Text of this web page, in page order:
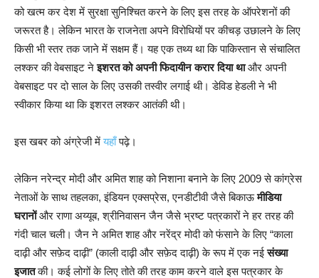
को खत्म कर देश में सुरक्षा सुनिश्चित करने के लिए इस तरह के ऑपरेशनों की
जरूरत है। लेकिन भारत के राजनेता अपने विरोधियों पर कीचड़ उछालने के लिए
किसी भी स्तर तक जाने में सक्षम हैं। यह एक तथ्य था कि पाकिस्तान से संचालित
लश्कर की वेबसाइट नेइशरत को अपनी फिदायीन करार दिया थाऔर अपनी
वेबसाइट पर दो साल के लिए उसकी तस्वीर लगाई थी। डेविड हेडली ने भी
स्वीकार किया था कि इशरत लश्कर आतंकी थी।
इस खबर को अंग्रेजी मेंयहाँपढ़े।
लेकिन नरेन्द्र मोदी और अमित शाह को निशाना बनाने के लिए 2009 से कांग्रेस
नेताओं के साथ तहलका, इंडियन एक्सप्रेस, एनडीटीवी जैसे बिकाऊमीडिया
घरानोंऔर राणा अय्यूब, श्रीनिवासन जैन जैसे भ्रष्ट पत्रकारों ने हर तरह की
गंदी चाल चली। जैन ने अमित शाह और नरेंद्र मोदी को फंसाने के लिए “काला
दाढ़ी और सफ़ेद दाढ़ी” (काली दाढ़ी और सफ़ेद दाढ़ी) के रूप में एक नईसंख्या
इजातकी। कई लोगों के लिए तोते की तरह काम करने वाले इस पत्रकार के